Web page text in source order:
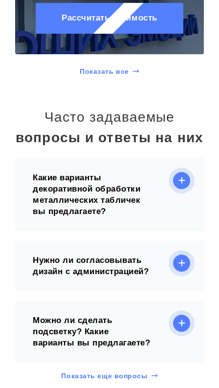
Рассчитать стоимость
Показать все
Часто задаваемые
вопросы и ответы на них
Какие варианты
декоративной обработки
металлических табличек
вы предлагаете?
Нужно ли согласовывать
дизайн с администрацией?
Можно ли сделать
подсветку? Какие
варианты вы предлагаете?
Показать еще вопросы